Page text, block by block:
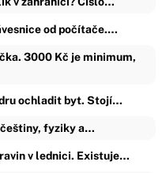
od počítače.…
3000 Kč je minimum,
ochladit byt. Stojí…
češtiny, fyziky a…
v lednici. Existuje…